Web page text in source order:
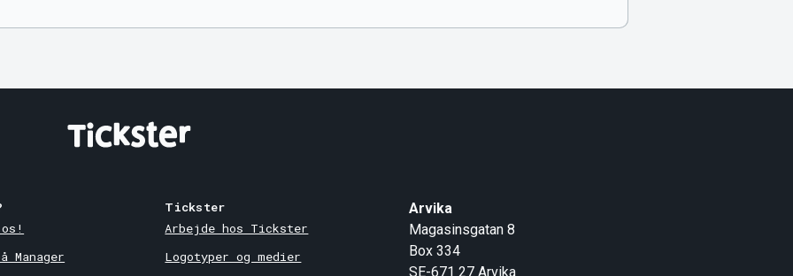
Manager
Tickster
Arbejde hos Tickster
Logotyper og medier
Arvika
Magasinsgatan 8
Box 334
SE-671 27 Arvika